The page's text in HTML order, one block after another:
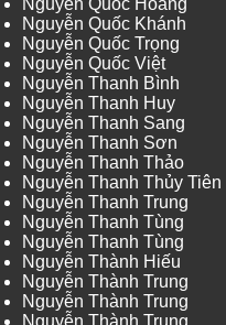
Nguyễn Quốc Khánh
Nguyễn Quốc Trọng
Nguyễn Quốc Việt
Nguyễn Thanh Bình
Nguyễn Thanh Huy
Nguyễn Thanh Sang
Nguyễn Thanh Sơn
Nguyễn Thanh Thảo
Nguyễn Thanh Thủy Tiên
Nguyễn Thanh Trung
Nguyễn Thanh Tùng
Nguyễn Thanh Tùng
Nguyễn Thành Hiếu
Nguyễn Thành Trung
Nguyễn Thành Trung
Nguyễn Thành Trung